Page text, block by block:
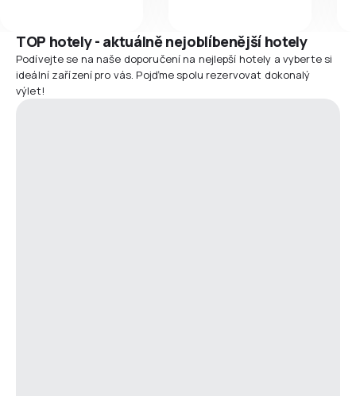
TOP hotely - aktuálně nejoblíbenější hotely
Podívejte se na naše doporučení na nejlepší hotely a vyberte si
ideální zařízení pro vás. Pojďme spolu rezervovat dokonalý
výlet!